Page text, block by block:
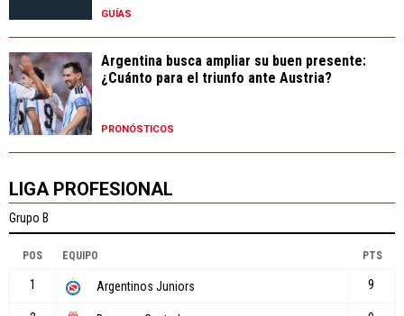
GUÍAS
Argentina busca ampliar su buen presente:
¿Cuánto para el triunfo ante Austria?
PRONÓSTICOS
LIGA PROFESIONAL